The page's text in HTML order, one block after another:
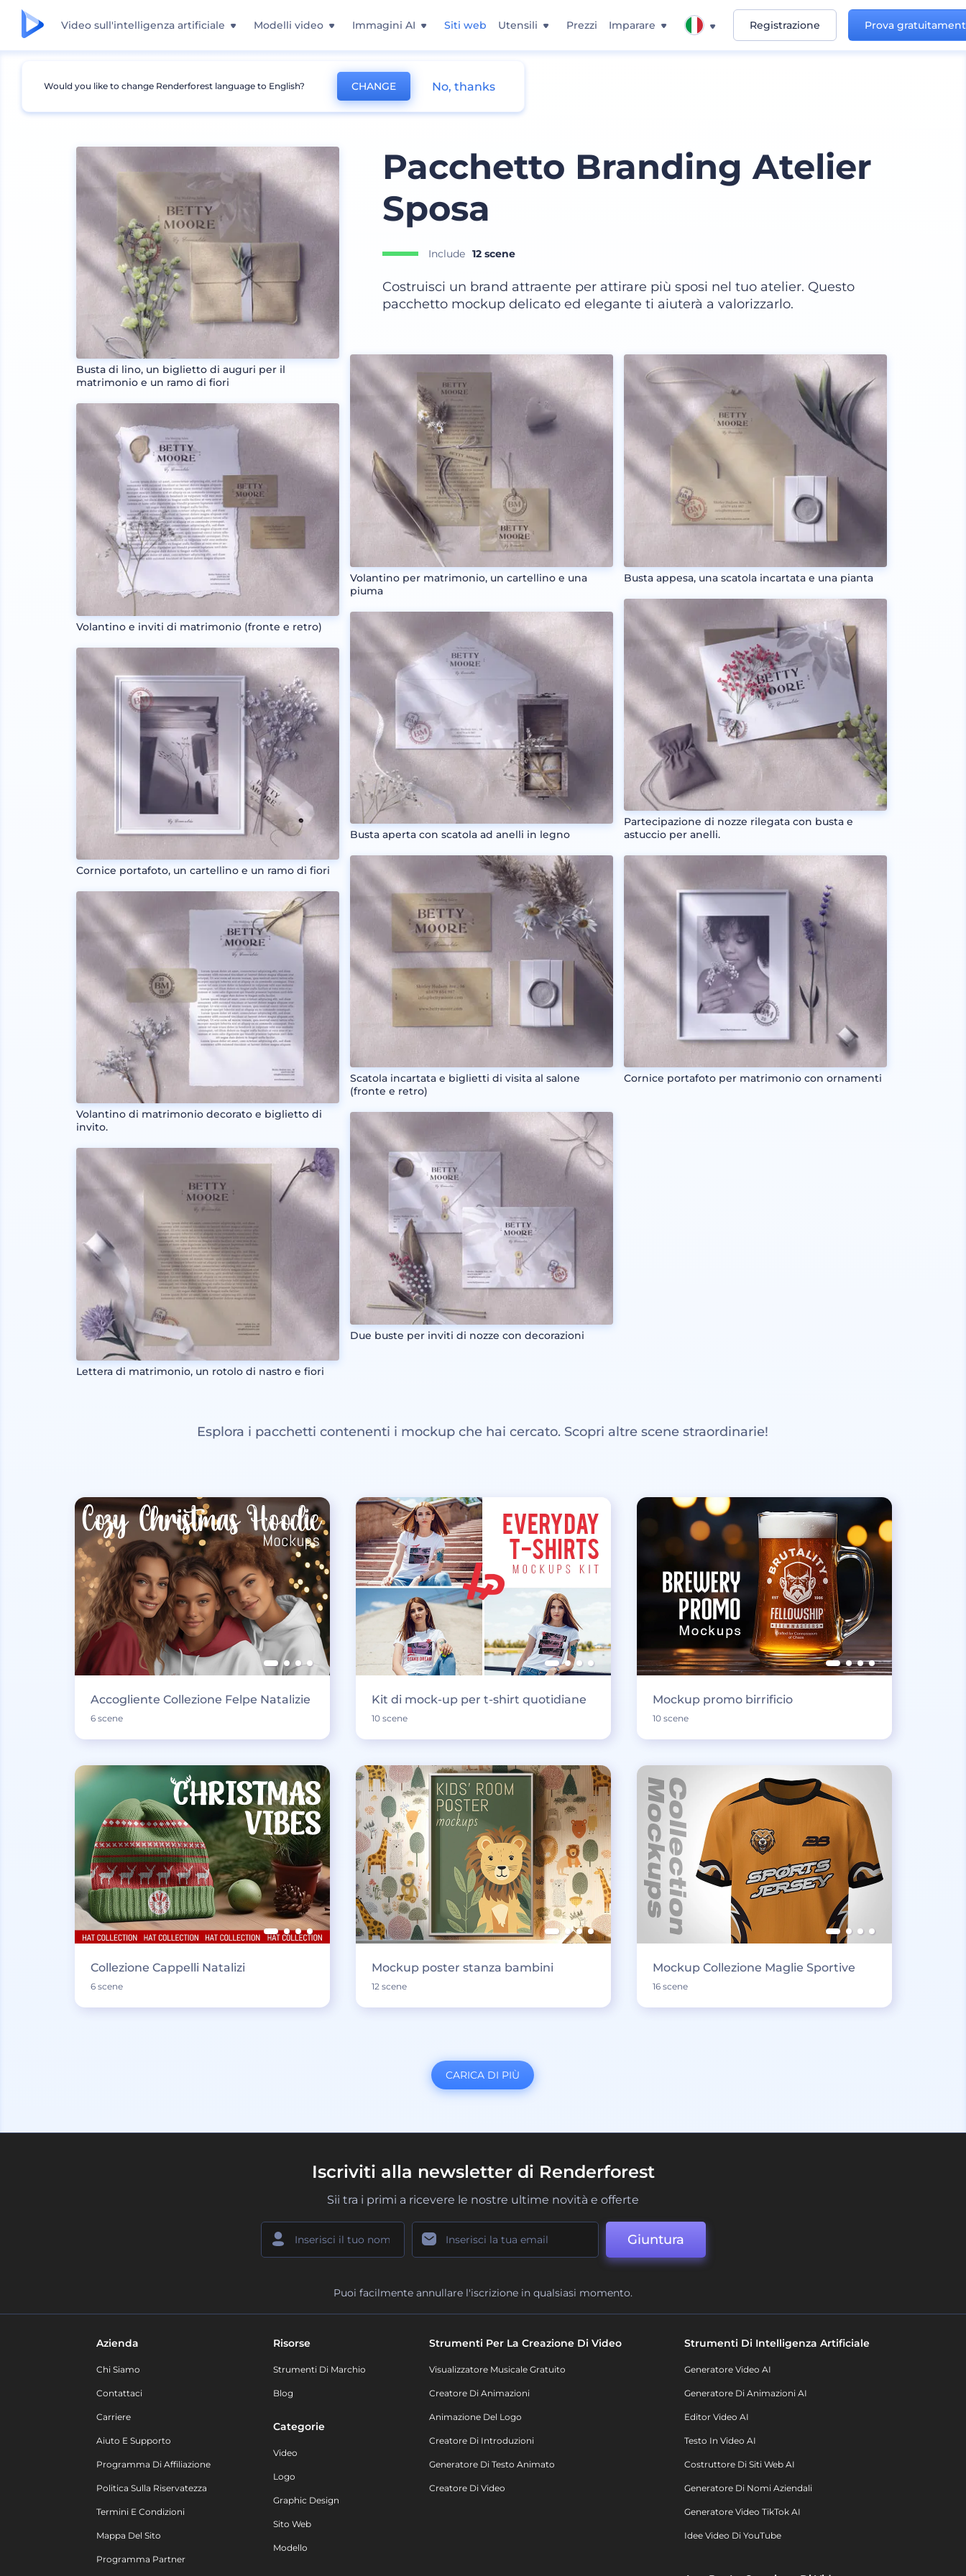
Video sull'intelligenza artificiale Modelli video Immagini AI Siti web Utensili Prezzi Imparare Registrazione Prova
Mockup Brand identity Mockup di Cancelleria
Busta di lino, un biglietto di auguri per il
matrimonio e un ramo di fiori
Volantino e inviti di matrimonio (fronte e retro)
Cornice portafoto, un cartellino e un ramo di fiori
Volantino di matrimonio decorato e biglietto di
invito.
Lettera di matrimonio, un rotolo di nastro e fiori
Pacchetto Branding Atelier
Sposa
Include 12 scene
Costruisci un brand attraente per attirare più sposi nel tuo atelier. Questo
pacchetto mockup delicato ed elegante ti aiuterà a valorizzarlo.
Volantino per matrimonio, un cartellino e una
piuma
Busta aperta con scatola ad anelli in legno
Scatola incartata e biglietti di visita al salone
(fronte e retro)
Due buste per inviti di nozze con decorazioni
Busta appesa, una scatola incartata e una pianta
Partecipazione di nozze rilegata con busta e
astuccio per anelli.
Cornice portafoto per matrimonio con ornamenti
Esplora i pacchetti contenenti i mockup che hai cercato. Scopri altre scene straordinarie!
Accogliente Collezione Felpe Natalizie
6 scene
Kit di mock-up per t-shirt quotidiane
10 scene
Mockup promo birrificio
10 scene
Collezione Cappelli Natalizi
6 scene
Mockup poster stanza bambini
12 scene
Mockup Collezione Maglie Sportive
16 scene
CARICA DI PIÙ
Iscriviti alla newsletter di Renderforest
Sii tra i primi a ricevere le nostre ultime novità e offerte
Giuntura
Puoi facilmente annullare l'iscrizione in qualsiasi momento.
Azienda
Chi Siamo
Contattaci
Carriere
Aiuto E Supporto
Programma Di Affiliazione
Politica Sulla Riservatezza
Termini E Condizioni
Mappa Del Sito
Programma Partner
Risorse
Strumenti Di Marchio
Blog
Categorie
Video
Logo
Graphic Design
Sito Web
Modello
Strumenti Per La Creazione Di Video
Visualizzatore Musicale Gratuito
Creatore Di Animazioni
Animazione Del Logo
Creatore Di Introduzioni
Generatore Di Testo Animato
Creatore Di Video
Strumenti Di Intelligenza Artificiale
Generatore Video AI
Generatore Di Animazioni AI
Editor Video AI
Testo In Video AI
Costruttore Di Siti Web AI
Generatore Di Nomi Aziendali
Generatore Video TikTok AI
Idee Video Di YouTube
Would you like to change Renderforest language to English? CHANGE No, thanks